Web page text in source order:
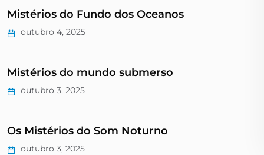
Mistérios do Fundo dos Oceanos
outubro 4, 2025
Mistérios do mundo submerso
outubro 3, 2025
Os Mistérios do Som Noturno
outubro 3, 2025